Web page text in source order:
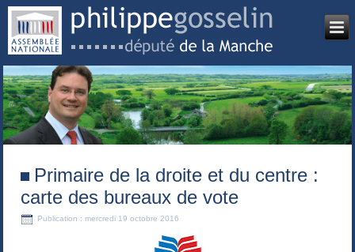
Primaire de la droite et du centre :
carte des bureaux de vote
Publication : mercredi 19 octobre 2016